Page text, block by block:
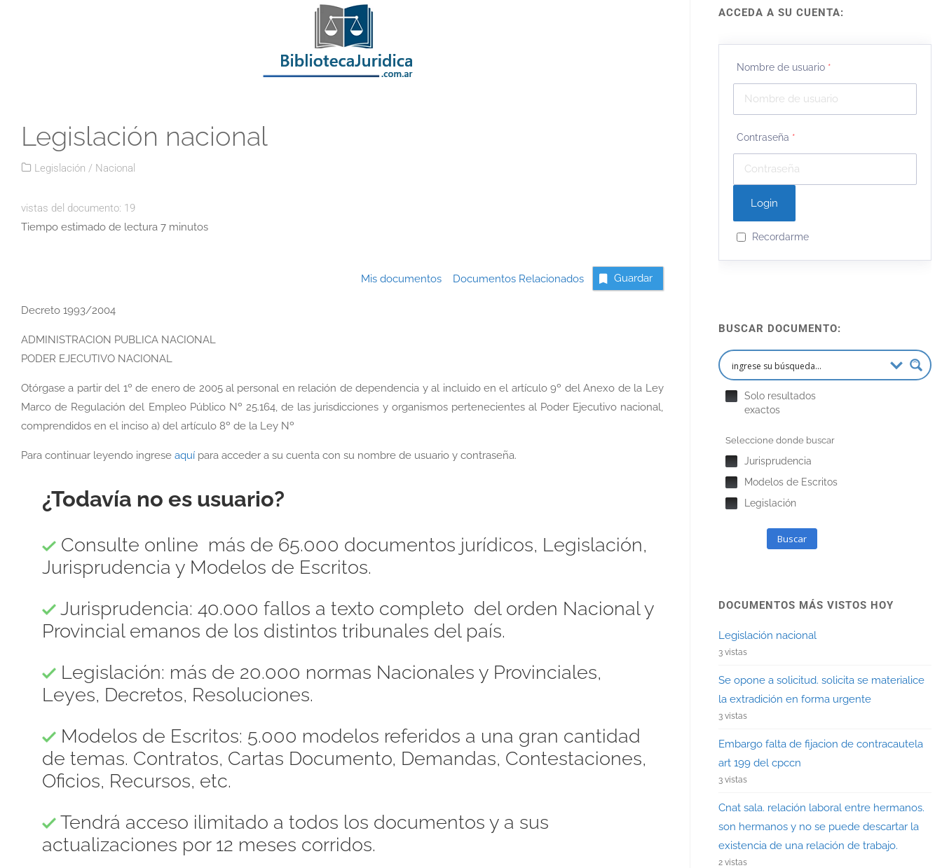
Legislación nacional
Legislación / Nacional
vistas del documento: 19
Tiempo estimado de lectura 7 minutos
Mis documentosDocumentos Relacionados Guardar
Decreto 1993/2004
ADMINISTRACION PUBLICA NACIONAL
PODER EJECUTIVO NACIONAL
Otórgase a partir del 1º de enero de 2005 al personal en relación de dependencia y al incluido en el artículo 9º del Anexo de la Ley
Marco de Regulación del Empleo Público Nº 25.164, de las jurisdicciones y organismos pertenecientes al Poder Ejecutivo nacional,
comprendidos en el inciso a) del artículo 8º de la Ley Nº
Para continuar leyendo ingrese aquí para acceder a su cuenta con su nombre de usuario y contraseña.
¿Todavía no es usuario?
Consulte online más de 65.000 documentos jurídicos, Legislación,
Jurisprudencia y Modelos de Escritos.
Jurisprudencia: 40.000 fallos a texto completo del orden Nacional y
Provincial emanos de los distintos tribunales del país.
Legislación: más de 20.000 normas Nacionales y Provinciales,
Leyes, Decretos, Resoluciones.
Modelos de Escritos: 5.000 modelos referidos a una gran cantidad
de temas. Contratos, Cartas Documento, Demandas, Contestaciones,
Oficios, Recursos, etc.
Tendrá acceso ilimitado a todos los documentos y a sus
actualizaciones por 12 meses corridos.
ACCEDA A SU CUENTA:
Nombre de usuario *
Contraseña *
Recordarme
BUSCAR DOCUMENTO:
Solo resultados
exactos
Seleccione donde buscar
Jurisprudencia
Modelos de Escritos
Legislación
Buscar
DOCUMENTOS MÁS VISTOS HOY
Legislación nacional
3 vistas
Se opone a solicitud. solicita se materialice
la extradición en forma urgente
3 vistas
Embargo falta de fijacion de contracautela
art 199 del cpccn
3 vistas
Cnat sala. relación laboral entre hermanos.
son hermanos y no se puede descartar la
existencia de una relación de trabajo.
2 vistas